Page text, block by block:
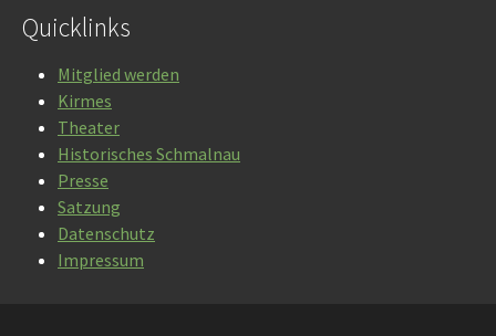
Quicklinks
Mitglied werden
Kirmes
Theater
Historisches Schmalnau
Presse
Satzung
Datenschutz
Impressum